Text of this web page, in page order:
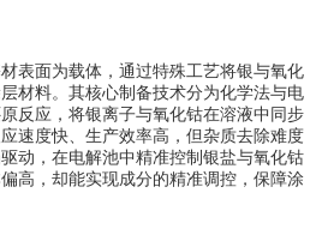
表面为载体，通过特殊工艺将银与氧化
材料。其核心制备技术分为化学法与电
反应，将银离子与氧化钴在溶液中同步
速度快、生产效率高，但杂质去除难度
动，在电解池中精准控制银盐与氧化钴
高，却能实现成分的精准调控，保障涂